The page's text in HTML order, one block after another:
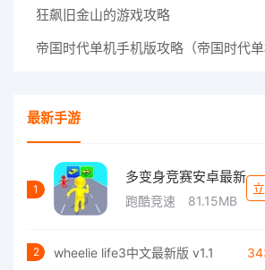
狂飙旧金山的游戏攻略
最新手游
1
多变身竞赛安卓最新
跑酷竞速 81.15MB
2 wheelie life3中文最新版 v1.1